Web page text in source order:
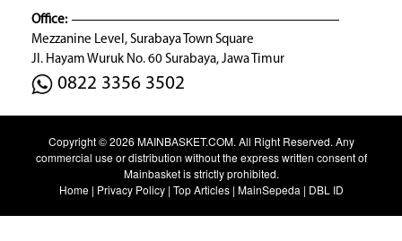
Office:
Mezzanine Level, Surabaya Town Square
Jl. Hayam Wuruk No. 60 Surabaya, Jawa Timur
0822 3356 3502
Copyright © 2026 MAINBASKET.COM. All Right Reserved. Any
commercial use or distribution without the express written consent of
Mainbasket is strictly prohibited.
Home| Privacy Policy| Top Articles| MainSepeda | DBL ID